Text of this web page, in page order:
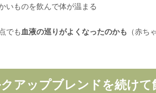
いものを飲んで体が温まる
でも血液の巡りがよくなったのかも （赤ち
クアップブレンドを続け